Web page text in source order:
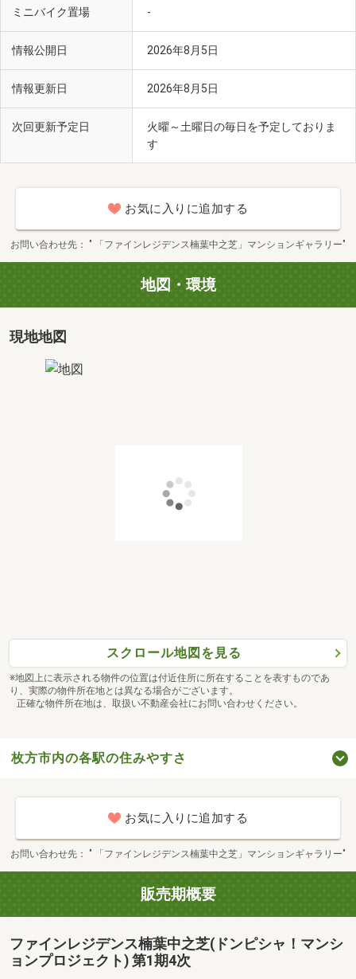
ミニバイク置場 -
情報公開日 2026年8月5日
情報更新日 2026年8月5日
次回更新予定日
火曜～土曜日の毎日を予定しておりま
す
お気に入りに追加する
お問い合わせ先 " 「ファインレジデンス楠葉中之芝」マンションギャラリー"
地図・環境
現地地図
スクロール地図を見る
※地図上に表示される物件の位置は付近住所に所在することを表すものであ
り、実際の物件所在地とは異なる場合がございます。
正確な物件所在地は、取扱い不動産会社にお問い合わせください。
枚方市内の各駅の住みやすさ
お気に入りに追加する
お問い合わせ先 " 「ファインレジデンス楠葉中之芝」マンションギャラリー"
販売期概要
ファインレジデンス楠葉中之芝(ドンピシャ！マンシ
ョンプロジェクト) 第1期4次